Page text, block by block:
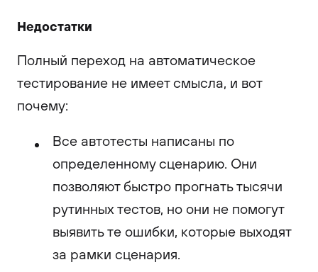
Недостатки
Полный переход на автоматическое
тестирование не имеет смысла, и вот
почему:
Все автотесты написаны по
определенному сценарию. Они
позволяют быстро прогнать тысячи
рутинных тестов, но они не помогут
выявить те ошибки, которые выходят
за рамки сценария.